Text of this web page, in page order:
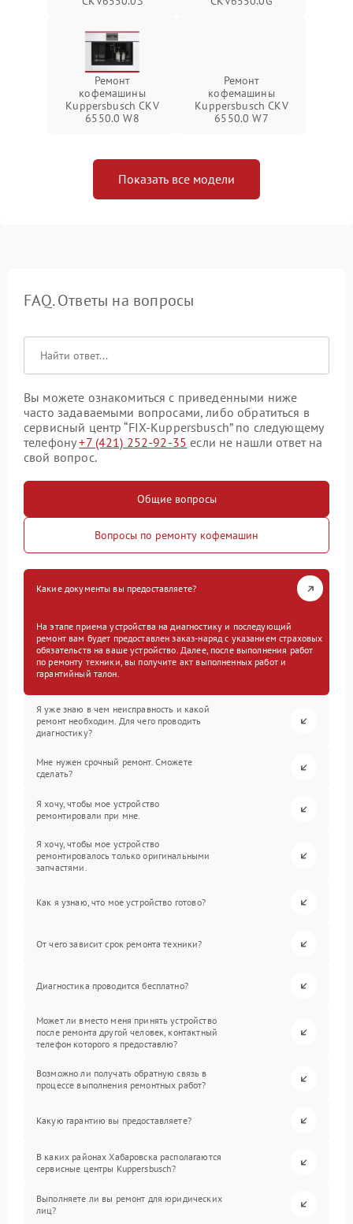
Ремонт
кофемашины
Kuppersbusch CKV
6550.0 W8
Ремонт
кофемашины
Kuppersbusch CKV
6550.0 W7
Показать все модели
FAQ. Ответы на вопросы
Вы можете ознакомиться с приведенными ниже
часто задаваемыми вопросами, либо обратиться в
сервисный центр “FIX-Kuppersbusch” по следующему
телефону+7 (421) 252-92-35 если не нашли ответ на
свой вопрос.
Общие вопросы
Вопросы по ремонту кофемашин
Какие документы вы предоставляете?
На этапе приема устройства на диагностику и последующий
ремонт вам будет предоставлен заказ-наряд с указанием страховых
обязательств на ваше устройство. Далее, после выполнения работ
по ремонту техники, вы получите акт выполненных работ и
гарантийный талон.
Я уже знаю в чем неисправность и какой
ремонт необходим. Для чего проводить
диагностику?
Мне нужен срочный ремонт. Сможете
сделать?
Я хочу, чтобы мое устройство
ремонтировали при мне.
Я хочу, чтобы мое устройство
ремонтировалось только оригинальными
запчастями.
Как я узнаю, что мое устройство готово?
От чего зависит срок ремонта техники?
Диагностика проводится бесплатно?
Может ли вместо меня принять устройство
после ремонта другой человек, контактный
телефон которого я предоставлю?
Возможно ли получать обратную связь в
процессе выполнения ремонтных работ?
Какую гарантию вы предоставляете?
В каких районах Хабаровска располагаются
сервисные центры Kuppersbusch?
Выполняете ли вы ремонт для юридических
лиц?